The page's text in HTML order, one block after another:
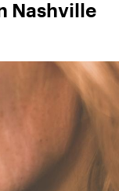
Nashville